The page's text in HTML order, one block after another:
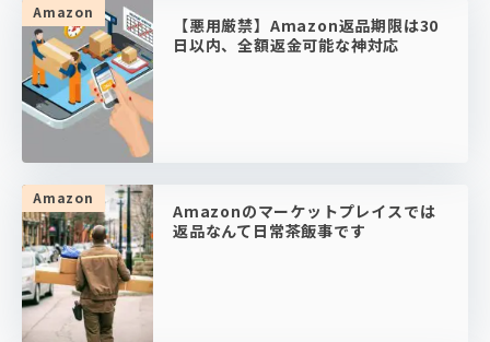
Amazon
【悪用厳禁】Amazon返品期限は30
日以内、全額返金可能な神対応
Amazon
Amazonのマーケットプレイスでは
返品なんて日常茶飯事です